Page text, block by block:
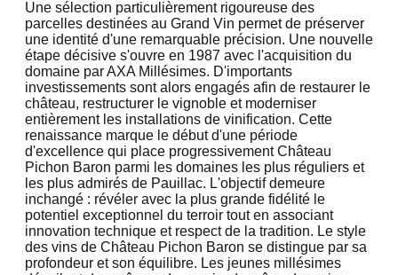
Une sélection particulièrement rigoureuse des
parcelles destinées au Grand Vin permet de préserver
une identité d'une remarquable précision. Une nouvelle
étape décisive s'ouvre en 1987 avec l'acquisition du
domaine par AXA Millésimes. D'importants
investissements sont alors engagés afin de restaurer le
château, restructurer le vignoble et moderniser
entièrement les installations de vinification. Cette
renaissance marque le début d'une période
d'excellence qui place progressivement Château
Pichon Baron parmi les domaines les plus réguliers et
les plus admirés de Pauillac. L'objectif demeure
inchangé : révéler avec la plus grande fidélité le
potentiel exceptionnel du terroir tout en associant
innovation technique et respect de la tradition. Le style
des vins de Château Pichon Baron se distingue par sa
profondeur et son équilibre. Les jeunes millésimes